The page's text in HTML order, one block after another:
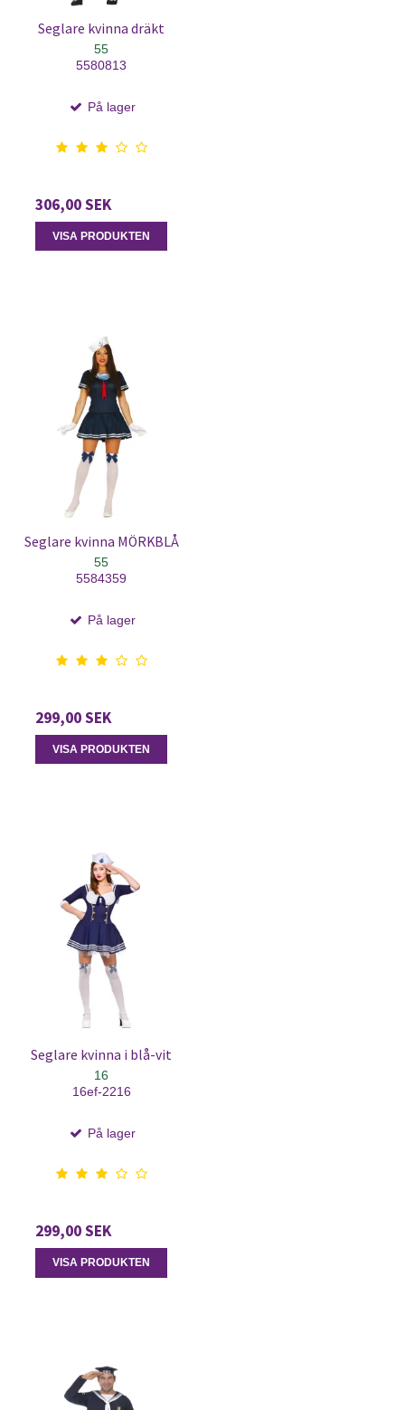
Seglare kvinna dräkt
55
5580813
På lager
306,00 SEK
VISA PRODUKTEN
Seglare kvinna MÖRKBLÅ
55
5584359
På lager
299,00 SEK
VISA PRODUKTEN
Seglare kvinna i blå-vit
16
16ef-2216
På lager
299,00 SEK
VISA PRODUKTEN